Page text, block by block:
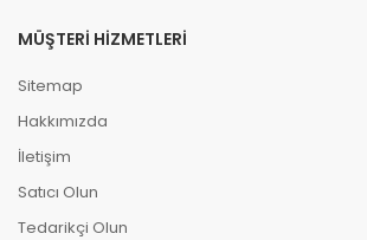
MÜŞTERI HIZMETLERI
Sitemap
Hakkımızda
İletişim
Satıcı Olun
Tedarikçi Olun